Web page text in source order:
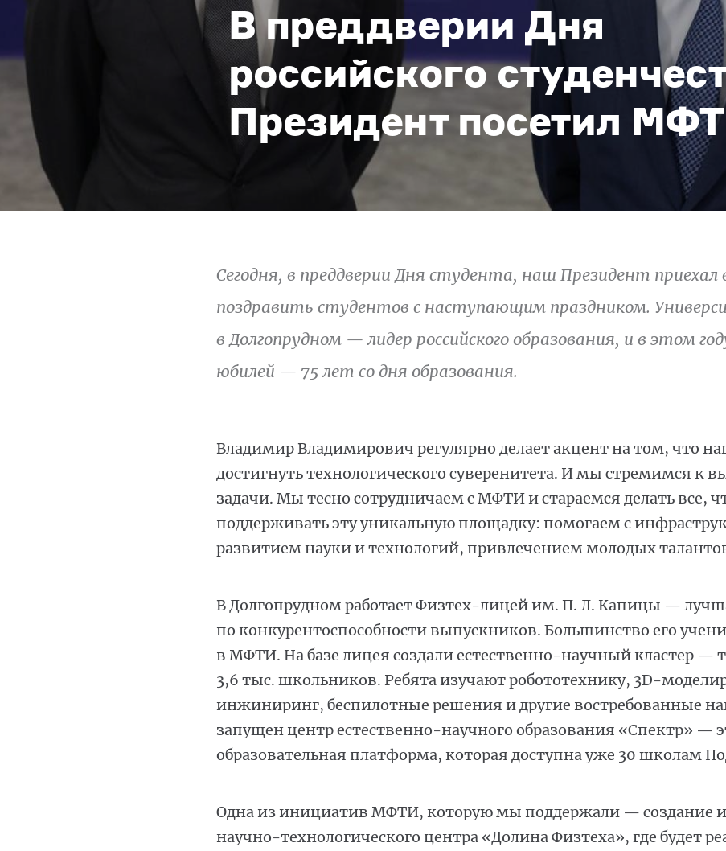
В преддверии Дня
российского
Президент посетил
Сегодня, в преддверии Дня студента, наш Президент
поздравить студентов с наступающим праздником.
в Долгопрудном — лидер российского образования, и в этом
юбилей — 75 лет со дня образования.
Владимир Владимирович регулярно делает акцент на том, что
достигнуть технологического суверенитета. И мы стремимся к
задачи. Мы тесно сотрудничаем с МФТИ и стараемся делать все,
поддерживать эту уникальную площадку: помогаем с
развитием науки и технологий, привлечением молодых
В Долгопрудном работает Физтех-лицей им. П. Л. Капицы —
по конкурентоспособности выпускников. Большинство его
в МФТИ. На базе лицея создали естественно-научный кластер —
3,6 тыс. школьников. Ребята изучают робототехнику, 3D-
инжиниринг, беспилотные решения и другие востребованные
запущен центр естественно-научного образования «Спектр» —
образовательная платформа, которая доступна уже 30 школам
Одна из инициатив МФТИ, которую мы поддержали — создание
научно-технологического центра «Долина Физтеха», где будет